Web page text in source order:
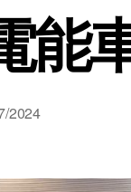
能
2024